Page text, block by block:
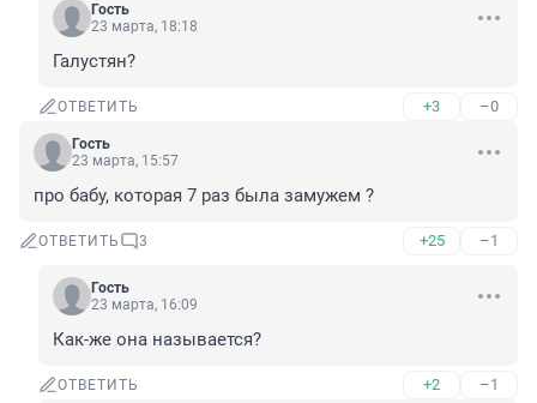
Гость
23 марта, 18:18
Галустян?
ОТВЕТИТЬ +3 –0
Гость
23 марта, 15:57
про бабу, которая 7 раз была замужем ?
ОТВЕТИТЬ 3 +25 –1
Гость
23 марта, 16:09
Как-же она называется?
ОТВЕТИТЬ +2 –1